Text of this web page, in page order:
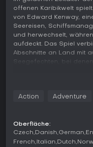
offenen Karibikwelt
von Edward Kenway,
Seereisen,
und herwechselt,
aufdeckt. Das Spiel
Abschnitte an Land mit
Seegefechten, bei
Ressourcensammlung
Gelände und nutzt
Blade, freizielenden
Schwertern
Action Adventure
Oberfläche:
Czech Danish German
French Italian Dutch